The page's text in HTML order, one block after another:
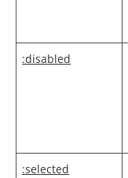
:disabled
:selected